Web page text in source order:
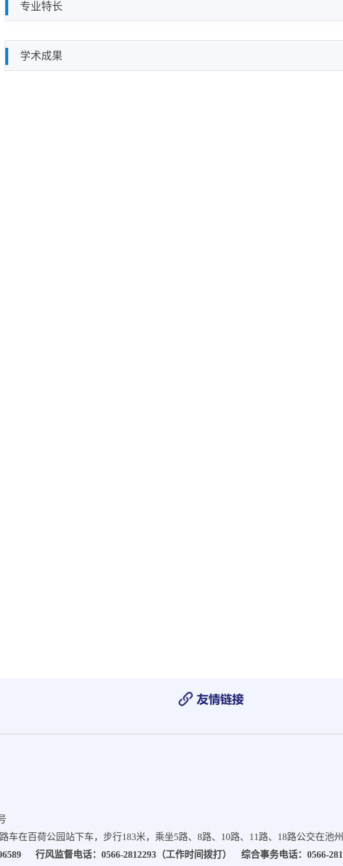
专业特长
学术成果
车在百荷公园站下车，步行183米，乘坐5路、8路、10路、11路、18路公交在池
行风监督电话：0566-2812293（工作时间拨打） 综合事务电话：0566-